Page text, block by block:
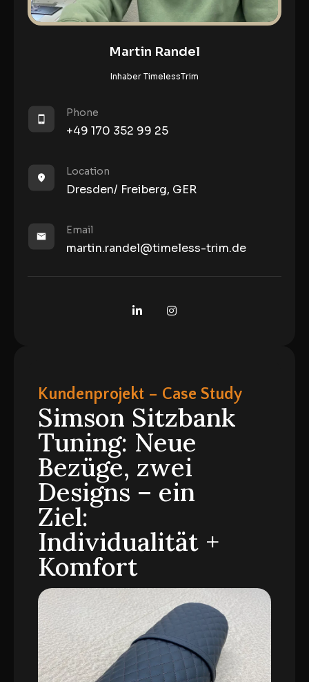
Martin Randel
Inhaber TimelessTrim
Phone
+49 170 352 99 25
Location
Dresden/ Freiberg, GER
Email
martin.randel@timeless-trim.de
Kundenprojekt – Case Study
Simson Sitzbank
Tuning: Neue
Bezüge, zwei
Designs – ein
Ziel:
Individualität +
Komfort